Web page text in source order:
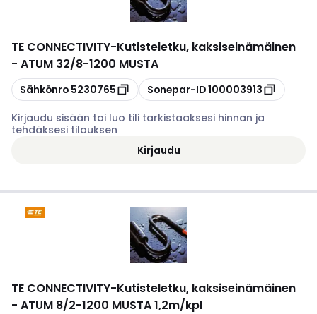
TE CONNECTIVITY-Kutisteletku, kaksiseinämäinen
- ATUM 32/8-1200 MUSTA
Kopioi
Sähkönro 5230765 Kopioi
Sonepar-ID100003913
Kirjaudu sisään tai luo tili tarkistaaksesi hinnan ja
tehdäksesi tilauksen
Kirjaudu
TE CONNECTIVITY-Kutisteletku, kaksiseinämäinen
- ATUM 8/2-1200 MUSTA 1,2m/kpl